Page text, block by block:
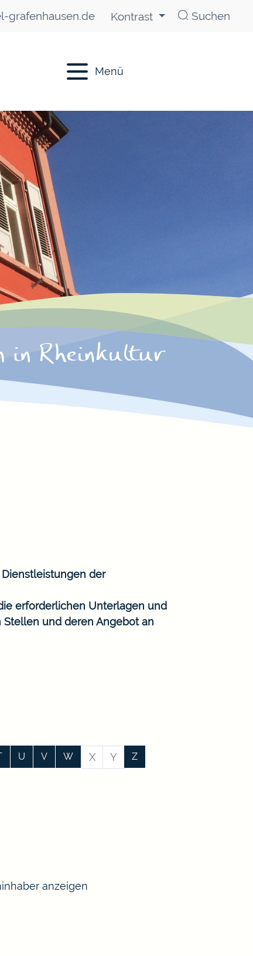
grafenhausen.de Kontrast Suchen
Menü
der
erforderlichen Unterlagen und
und deren Angebot an
U V W X Y Z
anzeigen